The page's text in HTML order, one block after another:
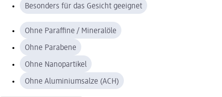
Besonders für das Gesicht geeignet
Ohne Paraffine / Mineralöle
Ohne Parabene
Ohne Nanopartikel
Ohne Aluminiumsalze (ACH)